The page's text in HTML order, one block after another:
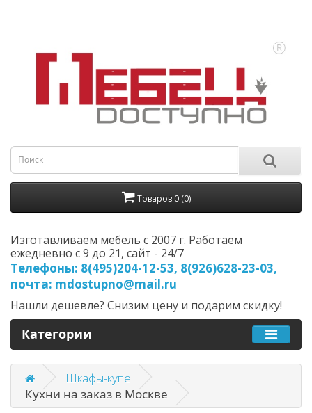
Товаров 0 (0)
Изготавливаем мебель с 2007 г. Работаем
ежедневно с 9 до 21, cайт - 24/7
Телефоны: 8(495)204-12-53, 8(926)628-23-03,
почта: mdostupno@mail.ru
Нашли дешевле? Снизим цену и подарим скидку!
Категории
Шкафы-купе
Кухни на заказ в Москве